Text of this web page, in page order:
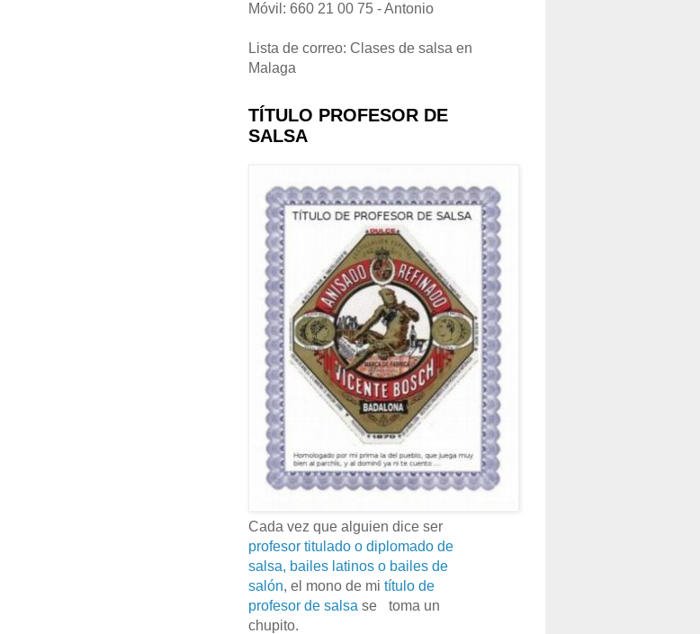
Móvil: 660 21 00 75 - Antonio
Lista de correo: Clases de salsa en
Malaga
TÍTULO PROFESOR DE
SALSA
Cada vez que alguien dice ser
profesor titulado o diplomado de
salsa, bailes latinos o bailes de
salón, el mono de mi título de
profesor de salsa se
toma un
chupito.